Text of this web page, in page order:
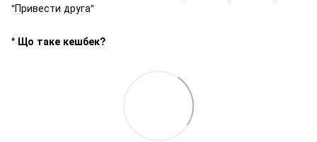
"Привести друга"
* Що таке кешбек?